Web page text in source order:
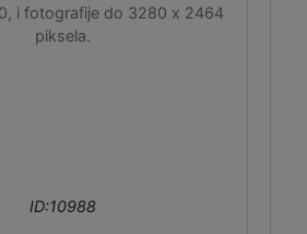
i fotografije do 3280 x 2464
piksela.
ID:10988